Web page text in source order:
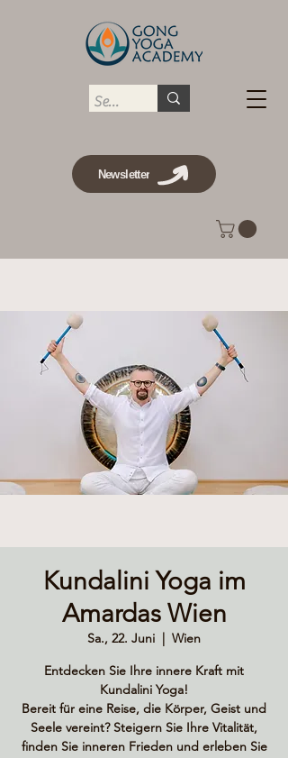
Newsletter
Kundalini Yoga im
Amardas Wien
Sa., 22. Juni
Wien
Entdecken Sie Ihre innere Kraft mit
Kundalini Yoga!
Bereit für eine Reise, die Körper, Geist und
Seele vereint? Steigern Sie Ihre Vitalität,
finden Sie inneren Frieden und erleben Sie